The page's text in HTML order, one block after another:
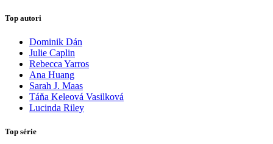
Top autori
Dominik Dán
Julie Caplin
Rebecca Yarros
Ana Huang
Sarah J. Maas
Táňa Keleová Vasilková
Lucinda Riley
Top série